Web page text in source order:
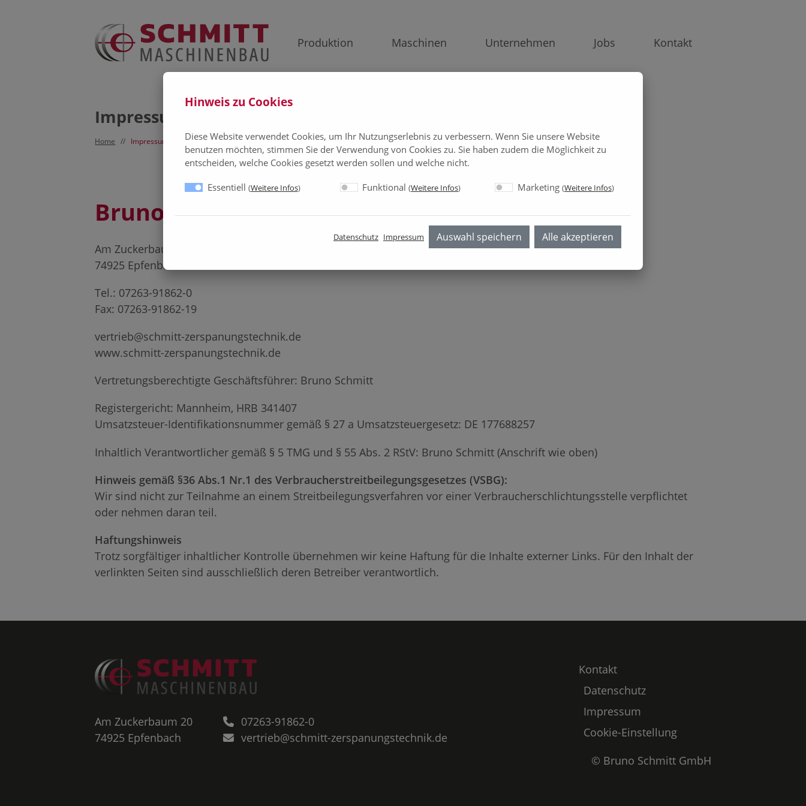
Produktion Maschinen Unternehmen Jobs Kontakt
Impressum
Home // Impressum
Bruno Schmitt GmbH
Am Zuckerbaum 20
74925 Epfenbach
Tel.: 07263-91862-0
Fax: 07263-91862-19
vertrieb@schmitt-zerspanungstechnik.de
www.schmitt-zerspanungstechnik.de
Vertretungsberechtigte Geschäftsführer: Bruno Schmitt
Registergericht: Mannheim, HRB 341407
Umsatzsteuer-Identifikationsnummer gemäß § 27 a Umsatzsteuergesetz: DE 177688257
Inhaltlich Verantwortlicher gemäß § 5 TMG und § 55 Abs. 2 RStV: Bruno Schmitt (Anschrift wie oben)
Hinweis gemäß §36 Abs.1 Nr.1 des Verbraucherstreitbeilegungsgesetzes (VSBG):
Wir sind nicht zur Teilnahme an einem Streitbeilegungsverfahren vor einer Verbraucherschlichtungsstelle verpflichtet
oder nehmen daran teil.
Haftungshinweis
Trotz sorgfältiger inhaltlicher Kontrolle übernehmen wir keine Haftung für die Inhalte externer Links. Für den Inhalt der
verlinkten Seiten sind ausschließlich deren Betreiber verantwortlich.
Am Zuckerbaum 20
74925 Epfenbach
07263-91862-0
vertrieb@schmitt-zerspanungstechnik.de
Kontakt
Datenschutz
Impressum
Cookie-Einstellung
© Bruno Schmitt GmbH
Hinweis zu Cookies
Diese Website verwendet Cookies, um Ihr Nutzungserlebnis zu verbessern. Wenn Sie unsere Website
benutzen möchten, stimmen Sie der Verwendung von Cookies zu. Sie haben zudem die Möglichkeit zu
entscheiden, welche Cookies gesetzt werden sollen und welche nicht.
Essentiell (Weitere Infos) Funktional(Weitere Infos) Marketing (Weitere Infos)
Datenschutz Impressum Auswahl speichern Alle akzeptieren